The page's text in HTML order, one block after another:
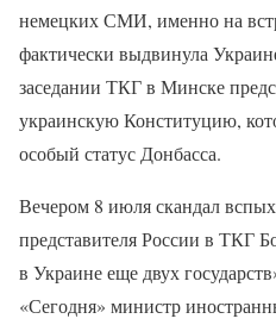
немецких СМИ, именно на
фактически выдвинула
заседании ТКГ в Минске
украинскую Конституцию,
особый статус Донбасса.
Вечером 8 июля скандал
представителя России в ТКГ
в Украине еще двух
«Сегодня» министр